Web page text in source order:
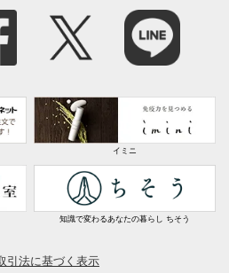
イミニ
知識で変わるあなたの暮らし ちそう
引法に基づく表示